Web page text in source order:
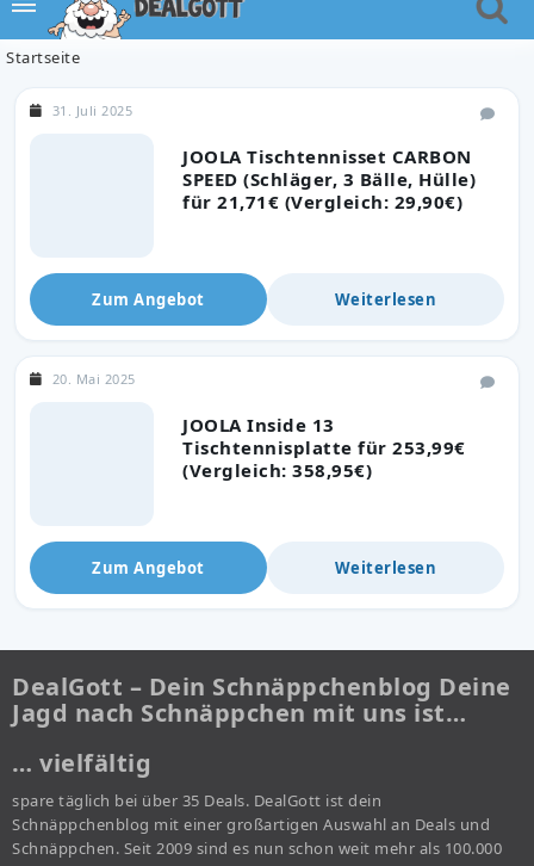
Startseite
JOOLA Tischtennisset CARBON
SPEED (Schläger, 3 Bälle, Hülle)
für 21,71€ (Vergleich: 29,90€)
31. Juli 2025
Zum Angebot Weiterlesen
JOOLA Inside 13
Tischtennisplatte für 253,99€
(Vergleich: 358,95€)
20. Mai 2025
Zum Angebot Weiterlesen
DealGott – Dein Schnäppchenblog Deine
Jagd nach Schnäppchen mit uns ist…
… vielfältig
spare täglich bei über 35 Deals. DealGott ist dein
Schnäppchenblog mit einer großartigen Auswahl an Deals und
Schnäppchen. Seit 2009 sind es nun schon weit mehr als 100.000